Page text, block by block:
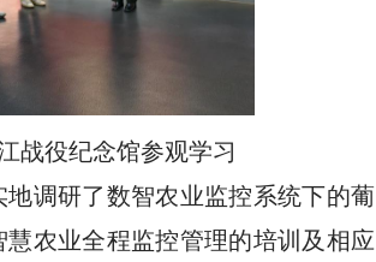
战役纪念馆参观学习
调研了数智农业监控系统下的葡
农业全程监控管理的培训及相应